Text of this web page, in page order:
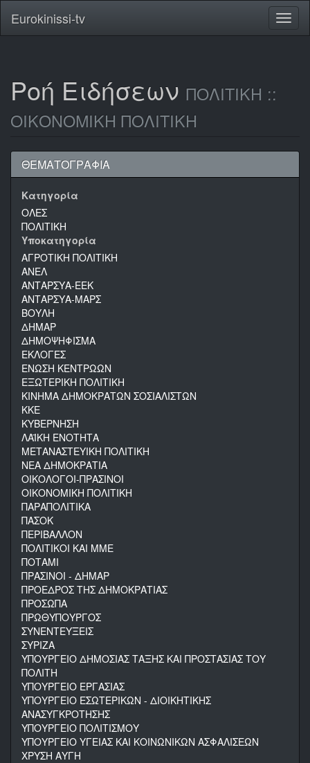
Eurokinissi-tv
Ροή Ειδήσεων ΠΟΛΙΤΙΚΗ ::
ΟΙΚΟΝΟΜΙΚΗ ΠΟΛΙΤΙΚΗ
ΘΕΜΑΤΟΓΡΑΦΙΑ
Κατηγορία
ΟΛΕΣ
ΠΟΛΙΤΙΚΗ
Υποκατηγορία
ΑΓΡΟΤΙΚΗ ΠΟΛΙΤΙΚΗ
ΑΝΕΛ
ΑΝΤΑΡΣΥΑ-ΕΕΚ
ΑΝΤΑΡΣΥΑ-ΜΑΡΣ
ΒΟΥΛΗ
ΔΗΜΑΡ
ΔΗΜΟΨΗΦΙΣΜΑ
ΕΚΛΟΓΕΣ
ΕΝΩΣΗ ΚΕΝΤΡΩΩΝ
ΕΞΩΤΕΡΙΚΗ ΠΟΛΙΤΙΚΗ
ΚΙΝΗΜΑ ΔΗΜΟΚΡΑΤΩΝ ΣΟΣΙΑΛΙΣΤΩΝ
ΚΚΕ
ΚΥΒΕΡΝΗΣΗ
ΛΑΪΚΗ ΕΝΟΤΗΤΑ
ΜΕΤΑΝΑΣΤΕΥΙΚΗ ΠΟΛΙΤΙΚΗ
ΝΕΑ ΔΗΜΟΚΡΑΤΙΑ
ΟΙΚΟΛΟΓΟΙ-ΠΡΑΣΙΝΟΙ
ΟΙΚΟΝΟΜΙΚΗ ΠΟΛΙΤΙΚΗ
ΠΑΡΑΠΟΛΙΤΙΚΑ
ΠΑΣΟΚ
ΠΕΡΙΒΑΛΛΟΝ
ΠΟΛΙΤΙΚΟΙ ΚΑΙ ΜΜΕ
ΠΟΤΑΜΙ
ΠΡΑΣΙΝΟΙ - ΔΗΜΑΡ
ΠΡΟΕΔΡΟΣ ΤΗΣ ΔΗΜΟΚΡΑΤΙΑΣ
ΠΡΟΣΩΠΑ
ΠΡΩΘΥΠΟΥΡΓΟΣ
ΣΥΝΕΝΤΕΥΞΕΙΣ
ΣΥΡΙΖΑ
ΥΠΟΥΡΓΕΙΟ ΔΗΜΟΣΙΑΣ ΤΑΞΗΣ ΚΑΙ ΠΡΟΣΤΑΣΙΑΣ ΤΟΥ
ΠΟΛΙΤΗ
ΥΠΟΥΡΓΕΙΟ ΕΡΓΑΣΙΑΣ
ΥΠΟΥΡΓΕΙΟ ΕΣΩΤΕΡΙΚΩΝ - ΔΙΟΙΚΗΤΙΚΗΣ
ΑΝΑΣΥΓΚΡΟΤΗΣΗΣ
ΥΠΟΥΡΓΕΙΟ ΠΟΛΙΤΙΣΜΟΥ
ΥΠΟΥΡΓΕΙΟ ΥΓΕΙΑΣ ΚΑΙ ΚΟΙΝΩΝΙΚΩΝ ΑΣΦΑΛΙΣΕΩΝ
ΧΡΥΣΗ ΑΥΓΗ